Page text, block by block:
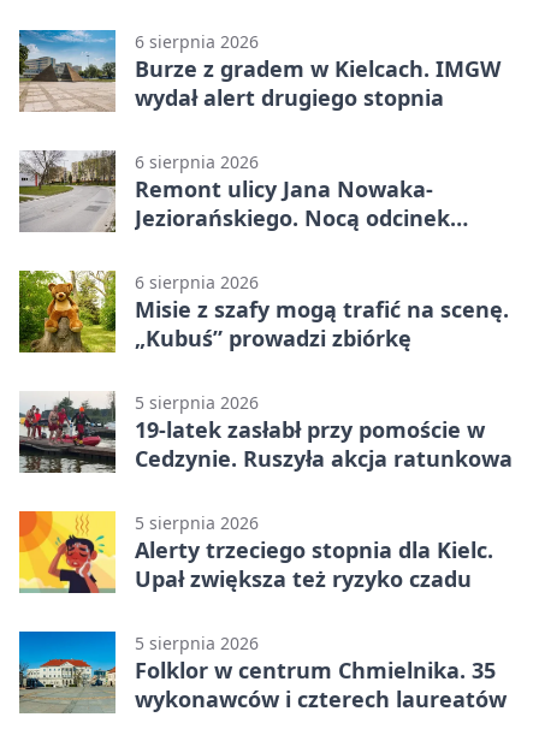
6 sierpnia 2026
Burze z gradem w Kielcach. IMGW
wydał alert drugiego stopnia
6 sierpnia 2026
Remont ulicy Jana Nowaka-
Jeziorańskiego. Nocą odcinek
6 sierpnia 2026
Misie z szafy mogą trafić na scenę.
„Kubuś” prowadzi zbiórkę
5 sierpnia 2026
19-latek zasłabł przy pomoście w
Cedzynie. Ruszyła akcja ratunkowa
5 sierpnia 2026
Alerty trzeciego stopnia dla Kielc.
Upał zwiększa też ryzyko czadu
5 sierpnia 2026
Folklor w centrum Chmielnika. 35
wykonawców i czterech laureatów